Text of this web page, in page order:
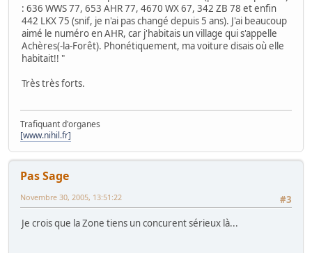
: 636 WWS 77, 653 AHR 77, 4670 WX 67, 342 ZB 78 et enfin
442 LKX 75 (snif, je n'ai pas changé depuis 5 ans). J'ai beaucoup
aimé le numéro en AHR, car j'habitais un village qui s'appelle
Achères(-la-Forêt). Phonétiquement, ma voiture disais où elle
habitait!! "
Très très forts.
Trafiquant d'organes
[www.nihil.fr]
Pas Sage
#3
Novembre 30, 2005, 13:51:22
Je crois que la Zone tiens un concurent sérieux là...